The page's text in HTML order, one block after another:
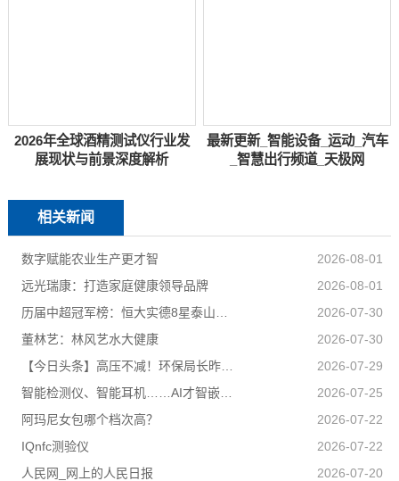
2026年全球酒精测试仪行业发
展现状与前景深度解析
最新更新_智能设备_运动_汽车
_智慧出行频道_天极网
相关新闻
数字赋能农业生产更才智
2026-08-01
远光瑞康：打造家庭健康领导品牌
2026-08-01
2026-07-30
董林艺：林风艺水大健康
2026-07-30
【今日头条】高压不减！环保局长昨夜又去夜查了
2026-07-29
智能检测仪、智能耳机……AI才智嵌入百姓日子 科技盈利惠及民生
2026-07-25
阿玛尼女包哪个档次高？
2026-07-22
IQnfc测验仪
2026-07-22
人民网_网上的人民日报
2026-07-20